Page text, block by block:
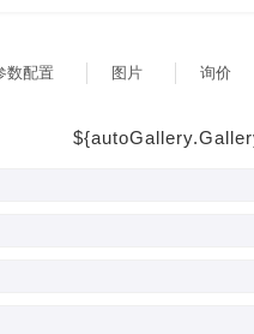
数配置 图片 询价